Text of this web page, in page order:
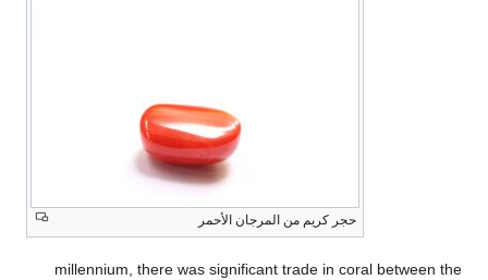
حجر كريم من المرجان الأحمر
millennium, there was significant trade in coral between the